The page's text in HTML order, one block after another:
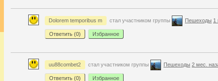
Dolorem temporibus m стал участником группы Пешеходы 1
Ответить (0) Избранное
uu88combet2 стал участником группы Пешеходы 2 мес.
Ответить (0) Избранное